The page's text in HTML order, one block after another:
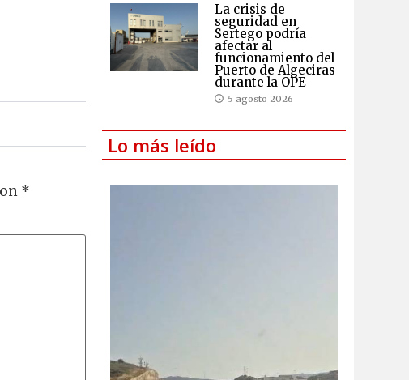
*
La crisis de
seguridad en
Sertego podría
afectar al
funcionamiento del
Puerto de Algeciras
durante la OPE
5 agosto 2026
Lo más leído